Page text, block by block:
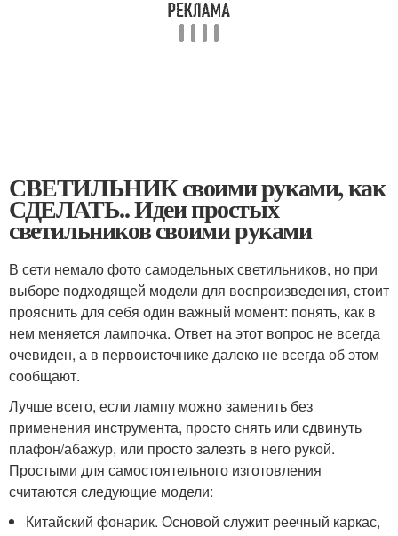
СВЕТИЛЬНИК своими руками, как
СДЕЛАТЬ.. Идеи простых
светильников своими руками
В сети немало фото самодельных светильников, но при
выборе подходящей модели для воспроизведения, стоит
прояснить для себя один важный момент: понять, как в
нем меняется лампочка. Ответ на этот вопрос не всегда
очевиден, а в первоисточнике далеко не всегда об этом
сообщают.
Лучше всего, если лампу можно заменить без
применения инструмента, просто снять или сдвинуть
плафон/абажур, или просто залезть в него рукой.
Простыми для самостоятельного изготовления
считаются следующие модели:
Китайский фонарик. Основой служит реечный каркас,